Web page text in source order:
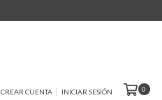
CREAR CUENTA INICIAR SESIÓN 0